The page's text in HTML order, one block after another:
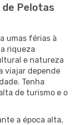
Pelotas
umas férias à
riqueza
e natureza
viajar depende
Tenha
de turismo e o
a época alta,